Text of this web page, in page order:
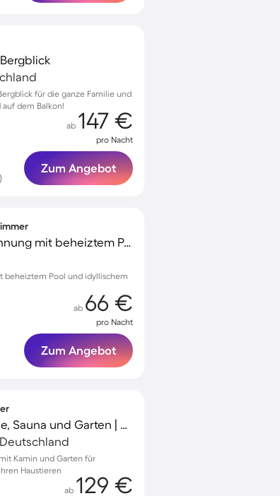
für die ganze Familie und
dem Balkon!
ab 147 €
pro Nacht
Zum Angebot
Kinderfreundliche Ferienwohnung mit beheiztem Pool, Grill und Garten | Gartenblick
beheiztem Pool und idyllischem
ab 66 €
pro Nacht
Zum Angebot
Tolles Ferienhaus mit Terrasse, Sauna und Garten | Haustierfreundlich
Kamin und Garten für
Haustieren
ab 129 €